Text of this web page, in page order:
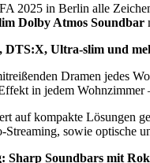
2025 in Berlin alle
Dolby Atmos Soundbar
DTS:X, Ultra-slim und
Dramen jedes
in jedem
auf kompakte Lösungen
sowie optische
Sharp Soundbars mit